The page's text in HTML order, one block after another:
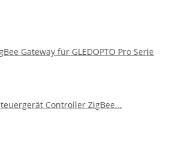
Gateway für GLEDOPTO Pro Serie